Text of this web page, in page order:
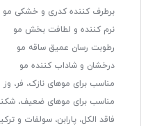
برطرف کننده کدری و خشکی مو
نرم کننده و لطافت بخش مو
رطوبت رسان عمیق ساقه مو
درخشان و شاداب کننده مو
مناسب برای موهای نازک، فر،
مناسب برای موهای ضعیف،
فاقد الكل، پارابن، سولفات و